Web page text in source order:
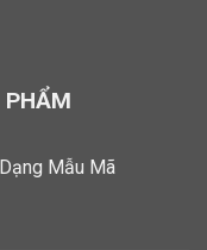
PHẨM
Mẫu Mã